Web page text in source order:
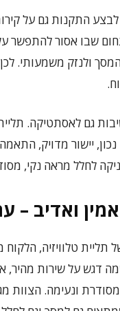
לבצע התקנות גם על
שבו אסור להתפשר
ולנזק משמעותי.
גם לאסתטיקה. תליית
יישור מדויק,
לחלל מראה נקי,
ואדיב
תליית טלוויזיה,
דגש על שירות מהיר,
ונעימה. הצוות